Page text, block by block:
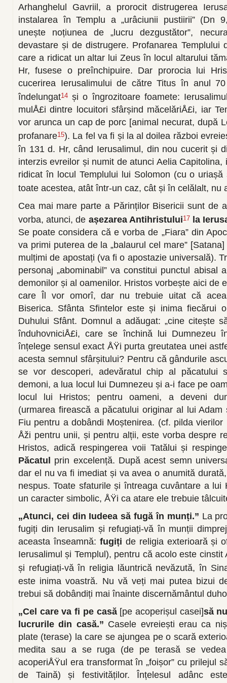
Arhanghelul Gavriil, a prorocit distrugerea
instalarea în Templu a „urâciunii pustiirii” (Dn
unește noțiunea de „lucru dezgustător”,
devastare și de distrugere. Profanarea Templului
care a ridicat un altar lui Zeus în locul altarului
Hr, fusese o preînchipuire. Dar prorocia lui
cucerirea Ierusalimului de către Titus în anul
îndelungat14 și o îngrozitoare foamete:
mulÅ£i dintre locuitori sfârșind măcelăriÅ£i, iar
vor arunca un cap de porc [animal necurat, după
profanare15). La fel va fi și la al doilea război
în 131 d. Hr, când Ierusalimul, din nou cucerit și
interzis evreilor și numit de atunci Aelia
ridicat în locul Templului lui Solomon (cu o
toate acestea, atât într-un caz, cât și în celălalt, nu
Cea mai mare parte a Părinților Bisericii sunt de
vorba, atunci, de așezarea Antihristului17
la
Se poate considera că e vorba de „Fiara” din
va primi puterea de la „balaurul cel mare”
mulțimi de apostați (va fi o apostazie universală).
personaj „abominabil” va constitui punctul abisal
demonilor și al oamenilor. Hristos vorbește aici de
care Îl vor omorî, dar nu trebuie uitat că
Biserica. Sfânta Sfintelor este și inima fiecărui
Duhului Sfânt. Domnul a adăugat: „cine citește
înduhovniciÅ£i, care se închină lui Dumnezeu
înțelege sensul exact ÅŸi purta greutatea unei
acesta semnul sfârșitului? Pentru că gândurile
se vor descoperi, adevăratul chip al păcatului
demoni, a lua locul lui Dumnezeu și a-i face pe
locul lui Hristos; pentru oameni, a deveni
(urmarea firească a păcatului originar al lui
Fiu pentru a dobândi Moștenirea. (cf. pilda
Åži pentru unii, și pentru alții, este vorba despre
Hristos, adică respingerea voii Tatălui și
Păcatul prin excelență. După acest semn
dar el nu va fi imediat și va avea o anumită
nespus. Toate sfaturile și întreaga cuvântare a lui
un caracter simbolic, ÅŸi ca atare ele trebuie
„Atunci, cei din Iudeea să fugă în munți.” La
fugiți din Ierusalim și refugiați-vă în munții
aceasta înseamnă: fugiți de religia exterioară și
Ierusalimul și Templul), pentru că acolo este
și refugiați-vă în religia lăuntrică nevăzută, în
este inima voastră. Nu vă veți mai putea bizui
trebui să dobândiți mai înainte discernământul
„Cel care va fi pe casă [pe acoperișul casei]să
lucrurile din casă.” Casele evreiești erau ca
plate (terase) la care se ajungea pe o scară
medita sau a se ruga (de pe terasă se
acoperiÅŸul era transformat în „foișor” cu prilejul
de Taină) și festivităților. Înțelesul adânc